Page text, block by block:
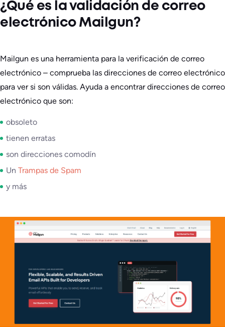
¿Qué es la validación de correo
electrónico Mailgun?
Mailgun es una herramienta para la verificación de correo
electrónico – comprueba las direcciones de correo electrónico
para ver si son válidas. Ayuda a encontrar direcciones de correo
electrónico que son:
obsoleto
tienen erratas
son direcciones comodín
Un Trampas de Spam
y más